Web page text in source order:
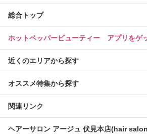
総合トップ
ホットペッパービューティー アプリをゲ
近くのエリアから探す
オススメ特集から探す
関連リンク
ヘアーサロン アージュ 伏見本店(hair